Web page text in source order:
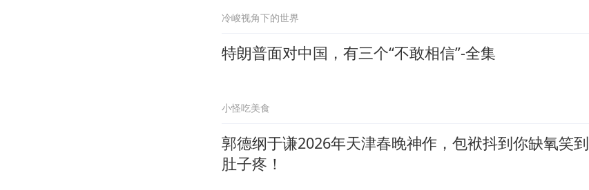
冷峻视角下的世界
特朗普面对中国，有三个“不敢相信”-全集
小怪吃美食
郭德纲于谦2026年天津春晚神作，包袱抖到你缺氧笑到
肚子疼！